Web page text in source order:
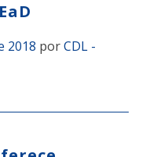
2018 porCDL -